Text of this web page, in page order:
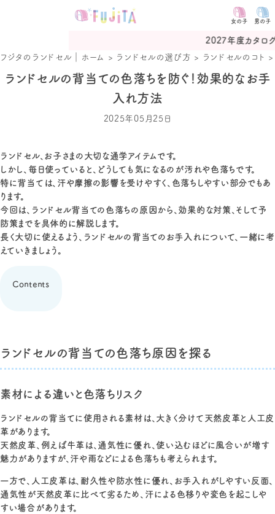
女の子 男の子
2027年度カタログ予約受付
フジタのランドセル｜ホーム
> ランドセルの選び方 > ランドセルのコト
ランドセルの背当ての色落ちを防ぐ！効果的なお手
入れ方法
2025年05月25日
ランドセル、お子さまの大切な通学アイテムです。
しかし、毎日使っていると、どうしても気になるのが汚れや色落ちです。
特に背当ては、汗や摩擦の影響を受けやすく、色落ちしやすい部分でもあ
ります。
今回は、ランドセル背当ての色落ちの原因から、効果的な対策、そして予
防策までを具体的に解説します。
長く大切に使えるよう、ランドセルの背当てのお手入れについて、一緒に考
えていきましょう。
Contents
ランドセルの背当ての色落ち原因を探る
素材による違いと色落ちリスク
ランドセルの背当てに使用される素材は、大きく分けて天然皮革と人工皮
革があります。
天然皮革、例えば牛革は、通気性に優れ、使い込むほどに風合いが増す
魅力がありますが、汗や雨などによる色落ちも考えられます。
一方で、人工皮革は、耐久性や防水性に優れ、お手入れがしやすい反面、
通気性が天然皮革に比べて劣るため、汗による色移りや変色を起こしや
すい場合があります。